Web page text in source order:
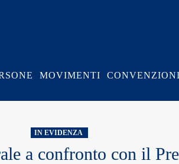
MOVIMENTI CONVENZIONI
IN EVIDENZA
a confronto con il